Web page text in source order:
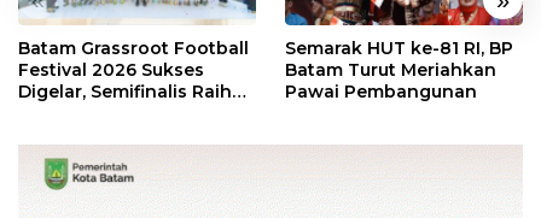
Batam Grassroot Football
Festival 2026 Sukses
Digelar, Semifinalis Raih
Semarak HUT ke-81 RI, BP
Batam Turut Meriahkan
Pawai Pembangunan